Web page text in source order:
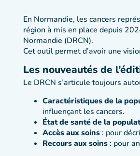
En Normandie, les cancers
région à mis en place depuis
Normandie (DRCN).
Cet outil permet d’avoir une
Les nouveautés de
Le DRCN s’articule toujours
Caractéristiques de la
influençant les cancers.
État de santé de la
Accès aux soins : pour
Recours aux soins : pour